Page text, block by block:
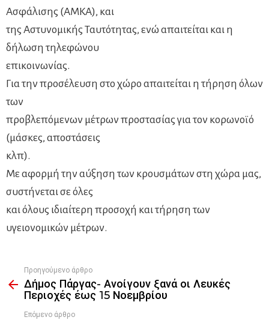
Ασφάλισης (ΑΜΚΑ), και
της Αστυνομικής Ταυτότητας, ενώ απαιτείται και η
δήλωση τηλεφώνου
επικοινωνίας.
Για την προσέλευση στο χώρο απαιτείται η τήρηση όλων
των
προβλεπόμενων μέτρων προστασίας για τον κορωνοϊό
(μάσκες, αποστάσεις
κλπ).
Με αφορμή την αύξηση των κρουσμάτων στη χώρα μας,
συστήνεται σε όλες
και όλους ιδιαίτερη προσοχή και τήρηση των
υγειονομικών μέτρων.
more
Προηγούμενο άρθρο
Δήμος Πάργας- Ανοίγουν ξανά οι Λευκές
Περιοχές έως 15 Νοεμβρίου
Επόμενο άρθρο